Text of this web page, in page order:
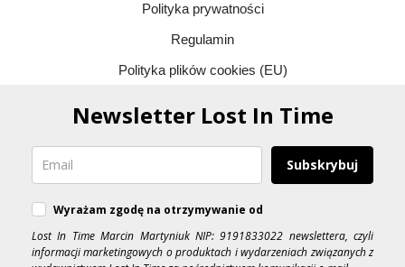
Polityka prywatności
Regulamin
Polityka plików cookies (EU)
Newsletter Lost In Time
Subskrybuj
Wyrażam zgodę na otrzymywanie od
Lost In Time Marcin Martyniuk NIP: 9191833022 newslettera, czyli
informacji marketingowych o produktach i wydarzeniach związanych z